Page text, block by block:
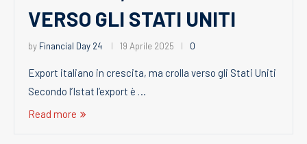
VERSO GLI STATI UNITI
by Financial Day 24 19 Aprile 2025 0
Export italiano in crescita, ma crolla verso gli Stati Uniti
Secondo l’Istat l’export è …
Read more